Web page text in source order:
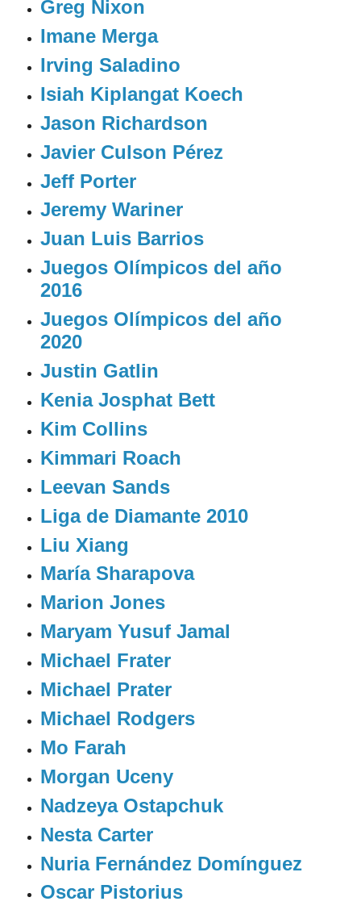
Greg Nixon
Imane Merga
Irving Saladino
Isiah Kiplangat Koech
Jason Richardson
Javier Culson Pérez
Jeff Porter
Jeremy Wariner
Juan Luis Barrios
Juegos Olímpicos del año
2016
Juegos Olímpicos del año
2020
Justin Gatlin
Kenia Josphat Bett
Kim Collins
Kimmari Roach
Leevan Sands
Liga de Diamante 2010
Liu Xiang
María Sharapova
Marion Jones
Maryam Yusuf Jamal
Michael Frater
Michael Prater
Michael Rodgers
Mo Farah
Morgan Uceny
Nadzeya Ostapchuk
Nesta Carter
Nuria Fernández Domínguez
Oscar Pistorius